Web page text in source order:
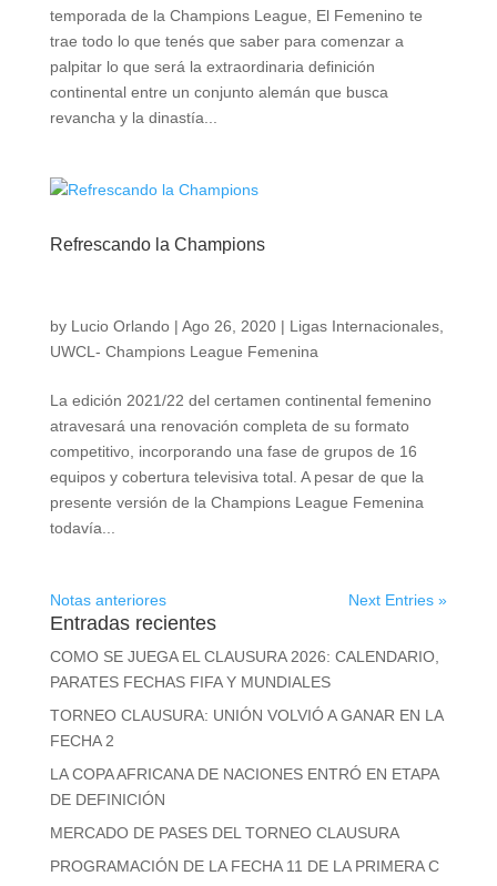
temporada de la Champions League, El Femenino te
trae todo lo que tenés que saber para comenzar a
palpitar lo que será la extraordinaria definición
continental entre un conjunto alemán que busca
revancha y la dinastía...
Refrescando la Champions
by Lucio Orlando| Ago 26, 2020| Ligas Internacionales,
UWCL- Champions League Femenina
La edición 2021/22 del certamen continental femenino
atravesará una renovación completa de su formato
competitivo, incorporando una fase de grupos de 16
equipos y cobertura televisiva total. A pesar de que la
presente versión de la Champions League Femenina
todavía...
Notas anteriores Next Entries »
Entradas recientes
COMO SE JUEGA EL CLAUSURA 2026: CALENDARIO,
PARATES FECHAS FIFA Y MUNDIALES
TORNEO CLAUSURA: UNIÓN VOLVIÓ A GANAR EN LA
FECHA 2
LA COPA AFRICANA DE NACIONES ENTRÓ EN ETAPA
DE DEFINICIÓN
MERCADO DE PASES DEL TORNEO CLAUSURA
PROGRAMACIÓN DE LA FECHA 11 DE LA PRIMERA C